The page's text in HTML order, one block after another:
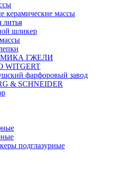
керамические массы
шликер
ГЖЕЛИ
WITGERT
фарфоровый завод
& SCHNEIDER
подглазурные